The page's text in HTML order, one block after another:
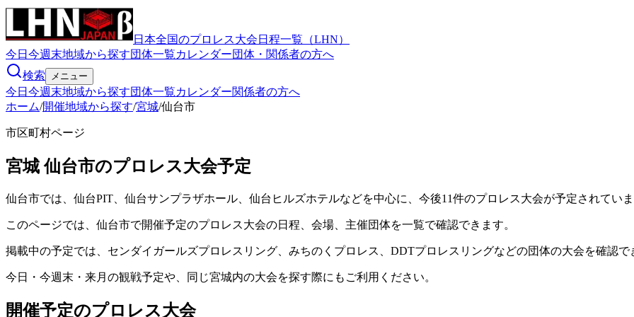
日本全国のプロレス大会日程一覧（LHN）
今日 今週末地域から探す団体一覧カレンダー団体・関係者の方へ
検索
メニュー
今日 今週末地域から探す団体一覧カレンダー関係者の方へ
ホーム/開催地域から探す/宮城/仙台市
市区町村ページ
宮城 仙台市のプロレス大会予定
仙台市では、仙台PIT、仙台サンプラザホール、仙台ヒルズホテルなどを中心に、今後11件のプロレス大会が予定されていま
このページでは、仙台市で開催予定のプロレス大会の日程、会場、主催団体を一覧で確認できます。
掲載中の予定では、センダイガールズプロレスリング、みちのくプロレス、DDTプロレスリングなどの団体の大会を確認で
今日・今週末・来月の観戦予定や、同じ宮城内の大会を探す際にもご利用ください。
開催予定のプロレス大会